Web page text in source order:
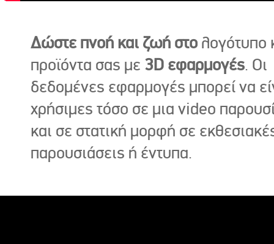
Δώστε πνοή και ζωή στο λογότυπο
προϊόντα σας με 3D εφαρμογές. Οι
δεδομένες εφαρμογές μπορεί να
χρήσιμες τόσο σε μια video
και σε στατική μορφή σε
παρουσιάσεις ή έντυπα.